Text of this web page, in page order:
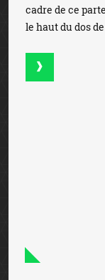
cadre de ce
le haut du dos